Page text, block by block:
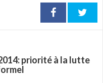
priorité à la lutte